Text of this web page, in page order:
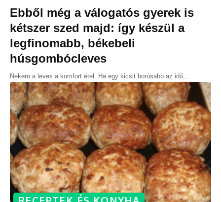
Ebből még a válogatós gyerek is
kétszer szed majd: így készül a
legfinomabb, békebeli
húsgombócleves
Nekem a leves a komfort étel. Ha egy kicsit borúsabb az idő,…